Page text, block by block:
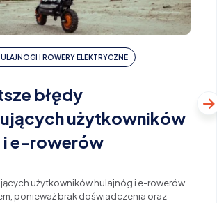
I ROWERY ELEKTRYCZNE
błędy
użytkowników
i e-rowerów
użytkowników hulajnóg i e-rowerów
ponieważ brak doświadczenia oraz